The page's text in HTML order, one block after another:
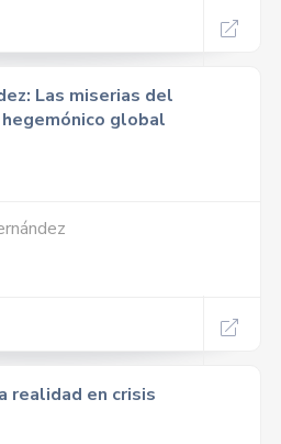
Las miserias del
global
realidad en crisis